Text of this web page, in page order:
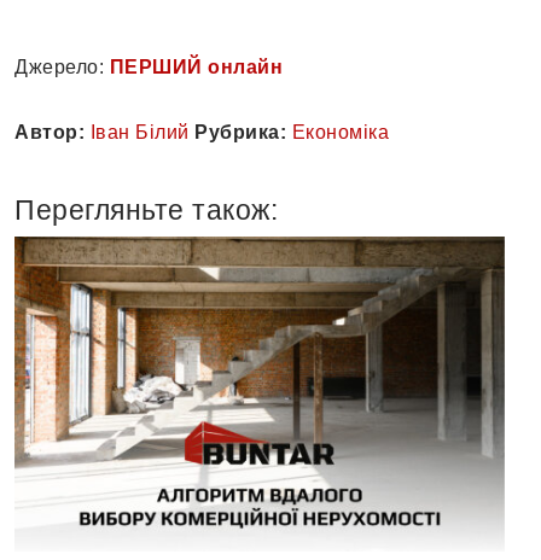
Джерело: ПЕРШИЙ онлайн
Автор: Іван Білий Рубрика: Економіка
Перегляньте також: